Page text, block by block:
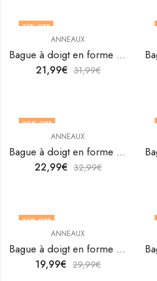
31% OFF
ANNEAUX
Bague à doigt en forme de cœur en acier inoxydable plaqué or 18 carats de V&F Jewelers
21,99€ 31,99€
30% OFF
ANNEAUX
Bague à doigt en forme de cœur en acier inoxydable plaqué or 18 carats de V&F Jewelers
22,99€ 32,99€
33% OFF
OUT OF STOCK
ANNEAUX
Bague à doigt en forme de cœur en acier inoxydable plaqué or 18K de V&F Jewellers
19,99€ 29,99€